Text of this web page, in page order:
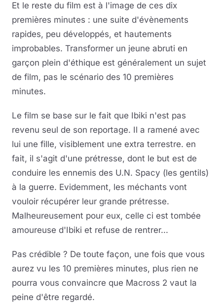
Et le reste du film est à l'image de ces dix
premières minutes : une suite d'évènements
rapides, peu développés, et hautements
improbables. Transformer un jeune abruti en
garçon plein d'éthique est généralement un sujet
de film, pas le scénario des 10 premières
minutes.
Le film se base sur le fait que Ibiki n'est pas
revenu seul de son reportage. Il a ramené avec
lui une fille, visiblement une extra terrestre. en
fait, il s'agit d'une prétresse, dont le but est de
conduire les ennemis des U.N. Spacy (les gentils)
à la guerre. Evidemment, les méchants vont
vouloir récupérer leur grande prétresse.
Malheureusement pour eux, celle ci est tombée
amoureuse d'Ibiki et refuse de rentrer...
Pas crédible ? De toute façon, une fois que vous
aurez vu les 10 premières minutes, plus rien ne
pourra vous convaincre que Macross 2 vaut la
peine d'être regardé.